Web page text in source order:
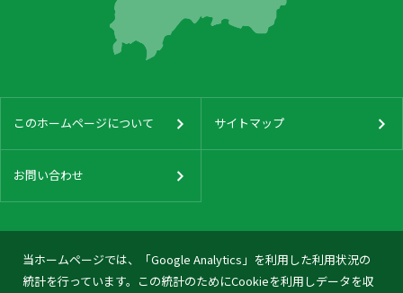
当ホームページでは、「Google Analytics」を利用した利用状況の
統計を行っています。この統計のためにCookieを利用しデータを収
このホームページについて サイトマップ
お問い合わせ